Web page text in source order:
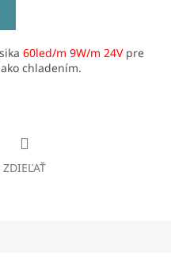
60led/m 9W/m 24Vpre
chladením.
ZDIEĽAŤ